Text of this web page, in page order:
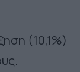
(10,1%)